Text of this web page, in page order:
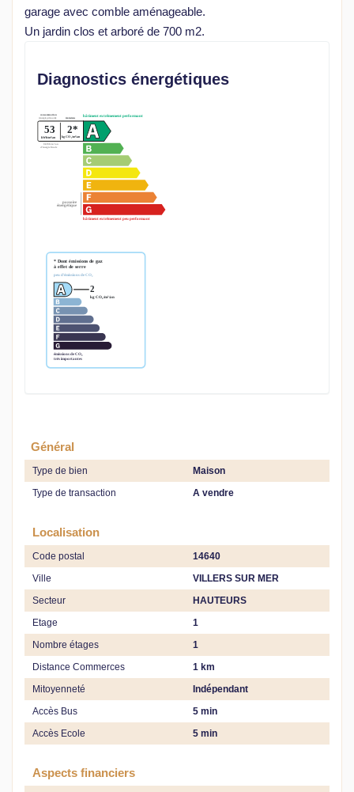
garage avec comble aménageable.
Un jardin clos et arboré de 700 m2.
Diagnostics énergétiques
Général
Type de bien
Maison
Type de transaction
A vendre
Localisation
Code postal
14640
Ville
VILLERS SUR MER
Secteur
HAUTEURS
Etage
1
Nombre étages
1
Distance Commerces
1 km
Mitoyenneté
Indépendant
Accès Bus
5 min
Accès Ecole
5 min
Aspects financiers